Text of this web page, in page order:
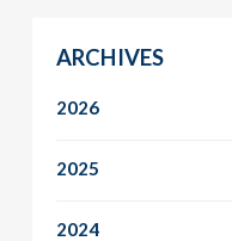
ARCHIVES
2026
2025
2024